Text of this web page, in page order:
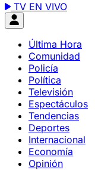
TV EN VIVO
Última Hora
Comunidad
Policía
Política
Televisión
Espectáculos
Tendencias
Deportes
Internacional
Economía
Opinión